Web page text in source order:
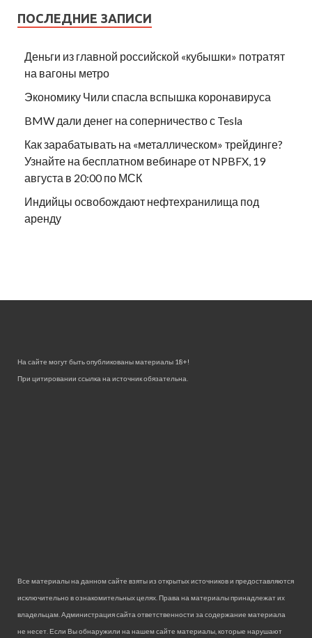
ПОСЛЕДНИЕ ЗАПИСИ
Деньги из главной российской «кубышки» потратят
на вагоны метро
Экономику Чили спасла вспышка коронавируса
BMW дали денег на соперничество с Tesla
Как зарабатывать на «металлическом» трейдинге?
Узнайте на бесплатном вебинаре от NPBFX, 19
августа в 20:00 по МСК
Индийцы освобождают нефтехранилища под
аренду
На сайте могут быть опубликованы материалы 18+!
При цитировании ссылка на источник обязательна.
Все материалы на данном сайте взяты из открытых источников и предоставляются
исключительно в ознакомительных целях. Права на материалы принадлежат их
владельцам. Администрация сайта ответственности за содержание материала
не несет. Если Вы обнаружили на нашем сайте материалы, которые нарушают